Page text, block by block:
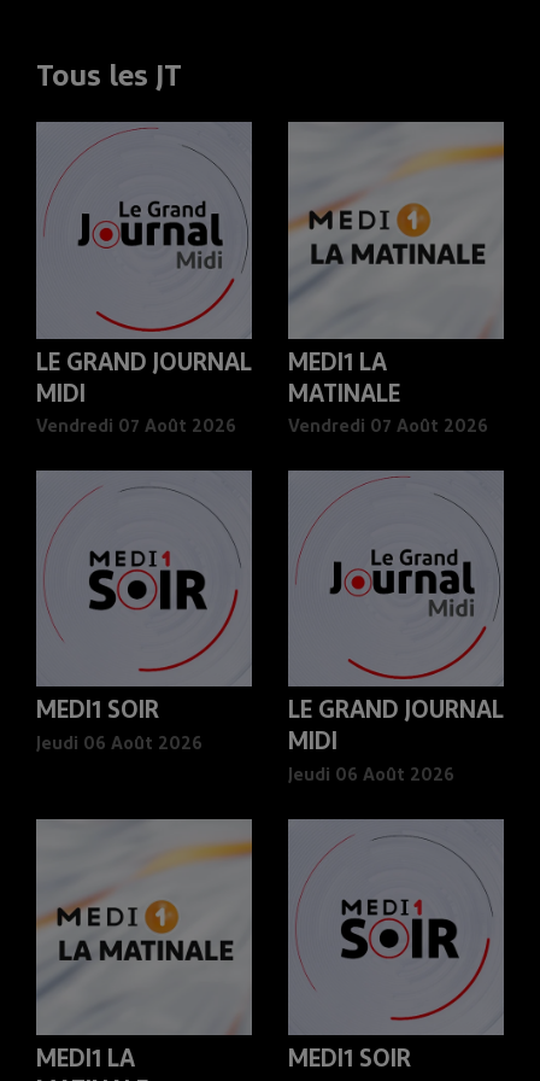
Tous les JT
LE GRAND JOURNAL
MIDI
Vendredi 07 Août 2026
MEDI1 LA
MATINALE
Vendredi 07 Août 2026
MEDI1 SOIR
Jeudi 06 Août 2026
LE GRAND JOURNAL
MIDI
Jeudi 06 Août 2026
MEDI1 LA
MEDI1 SOIR